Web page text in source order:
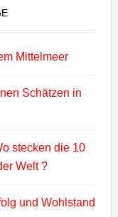
Mittelmeer
Schätzen in
stecken die 10
Welt ?
und Wohlstand